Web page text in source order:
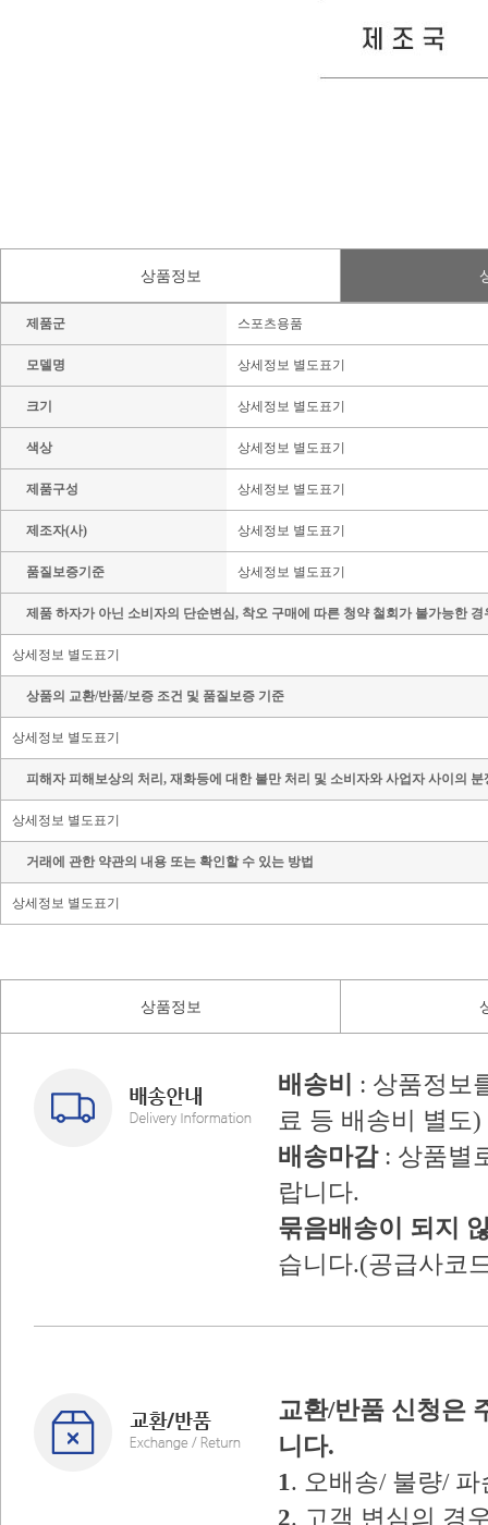
상품정보
제품군 스포츠용품
모델명 상세정보 별도표기
크기 상세정보 별도표기
색상 상세정보 별도표기
제품구성 상세정보 별도표기
제조자(사) 상세정보 별도표기
품질보증기준 상세정보 별도표기
제품 하자가 아닌 소비자의 단순변심, 착오 구매에 따른 청약 철회가 불가능한
상세정보 별도표기
상품의 교환/반품/보증 조건 및 품질보증 기준
상세정보 별도표기
피해자 피해보상의 처리, 재화등에 대한 불만 처리 및 소비자와 사업자 사이의
상세정보 별도표기
거래에 관한 약관의 내용 또는 확인할 수 있는 방법
상세정보 별도표기
상품정보
배송비
: 상품정보
료 등 배송비 별도)
배송마감: 상품별
랍니다.
묶음배송이 되지
습니다.(공급사코
교환/반품 신청은
니다.
1. 오배송/ 불량/
2. 고객 변심의 경